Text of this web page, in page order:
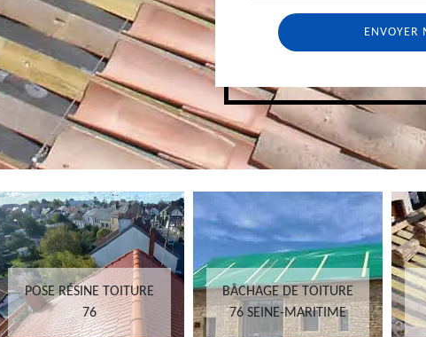
POSE RÉSINE TOITURE
76
BÂCHAGE DE TOITURE
76 SEINE-MARITIME